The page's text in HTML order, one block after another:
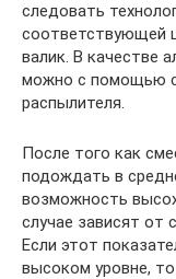
следовать
соответствующей
валик. В качестве
можно с помощью
распылителя.
После того как
подождать в
возможность
случае зависят от
Если этот
высоком уровне,